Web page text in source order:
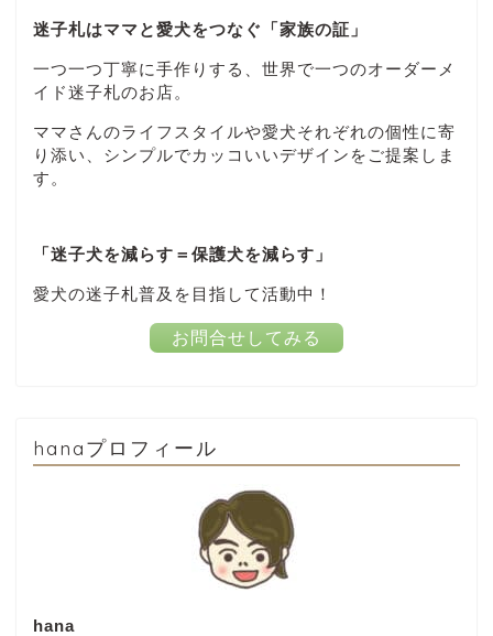
迷子札はママと愛犬をつなぐ「家族の証」
一つ一つ丁寧に手作りする、世界で一つのオーダーメ
イド迷子札のお店。
ママさんのライフスタイルや愛犬それぞれの個性に寄
り添い、シンプルでカッコいいデザインをご提案しま
す。
「迷子犬を減らす＝保護犬を減らす」
愛犬の迷子札普及を目指して活動中！
お問合せしてみる
hanaプロフィール
hana